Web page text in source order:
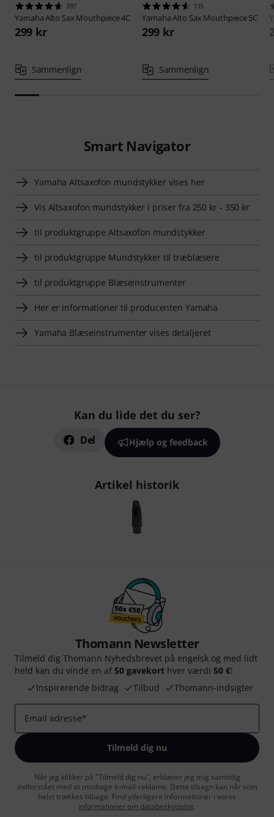
397
YamahaAlto Sax Mouthpiece 4C
299 kr
Sammenlign
115
YamahaAlto Sax Mouthpiece 5C
299 kr
Sammenlign
Smart Navigator
Yamaha Altsaxofon mundstykker vises her
Vis Altsaxofon mundstykker i priser fra 250 kr - 350 kr
til produktgruppe Altsaxofon mundstykker
til produktgruppe Mundstykker til træblæsere
til produktgruppe Blæseinstrumenter
Her er informationer til producenten Yamaha
Yamaha Blæseinstrumenter vises detaljeret
Kan du lide det du ser?
Del Hjælp og feedback
Artikel historik
Thomann Newsletter
Tilmeld dig Thomann Nyhedsbrevet på engelsk og med lidt
held kan du vinde en af 50 gavekort hver værdi 50 €!
Inspirerende bidrag
Tilbud Thomann-indsigter
Email adresse*
Tilmeld dig nu
Når jeg klikker på "Tilmeld dig nu", erklærer jeg mig samtidig
indforstået med at modtage e-mail-reklame. Dette tilsagn kan når som
helst trækkes tilbage. Find yderligere informationer i vores
informationer om databeskyttelse.